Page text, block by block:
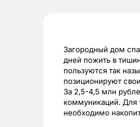
Загородный дом
дней пожить в
пользуются так
позиционируют
За 2,5-4,5 млн
коммуникаций. Для
необходимо